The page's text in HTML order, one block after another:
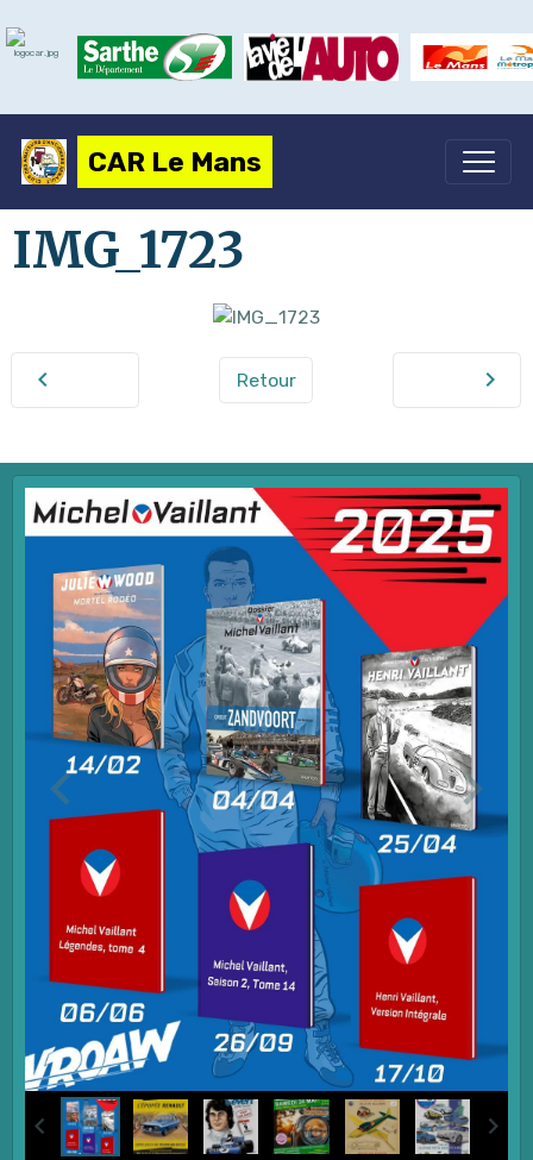
CAR Le Mans
IMG_1723
Retour